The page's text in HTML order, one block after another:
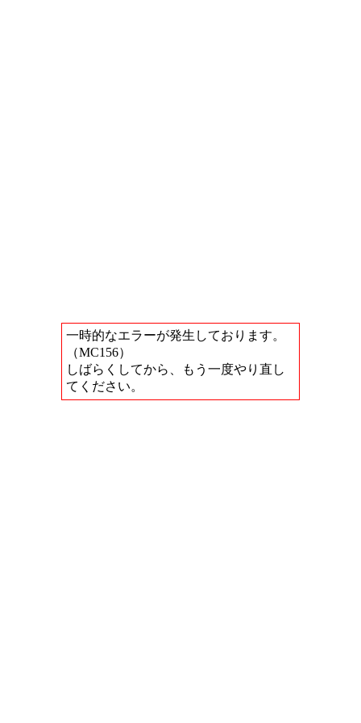
一時的なエラーが発生しております。
（MC156）
しばらくしてから、もう一度やり直し
てください。